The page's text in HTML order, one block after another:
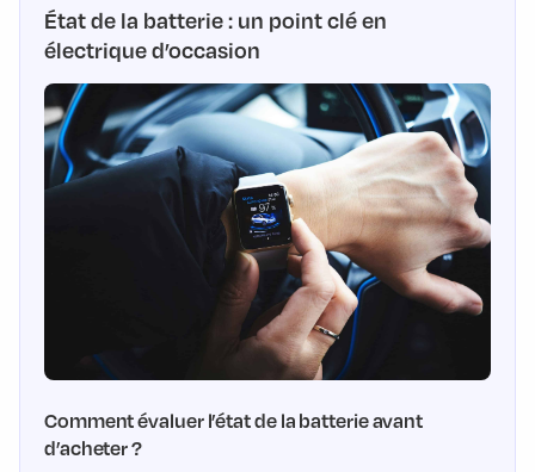
État de la batterie : un point clé en
électrique d’occasion
Comment évaluer l’état de la batterie avant
d’acheter ?